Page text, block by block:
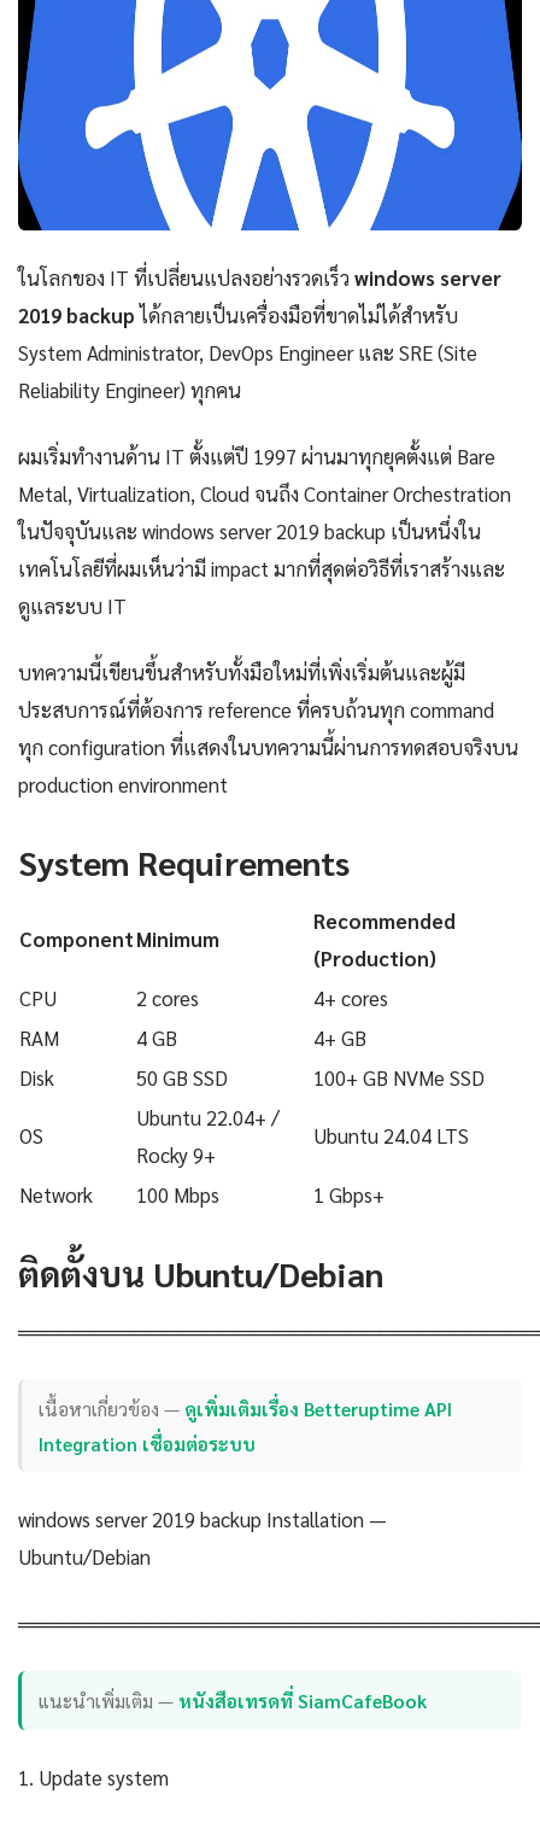
ในโลกของ IT ที่เปลี่ยนแปลงอย่างรวดเร็วwindows server
2019 backupได้กลายเป็นเครื่องมือที่ขาดไม่ได้สำหรับ
System Administrator, DevOps Engineer และ SRE (Site
Reliability Engineer) ทุกคน
ผมเริ่มทำงานด้าน IT ตั้งแต่ปี 1997 ผ่านมาทุกยุคตั้งแต่ Bare
Metal, Virtualization, Cloud จนถึง Container Orchestration
ในปัจจุบันและ windows server 2019 backup เป็นหนึ่งใน
เทคโนโลยีที่ผมเห็นว่ามี impact มากที่สุดต่อวิธีที่เราสร้างและ
ดูแลระบบ IT
บทความนี้เขียนขึ้นสำหรับทั้งมือใหม่ที่เพิ่งเริ่มต้นและผู้มี
ประสบการณ์ที่ต้องการ reference ที่ครบถ้วนทุก command
ทุก configuration ที่แสดงในบทความนี้ผ่านการทดสอบจริงบน
production environment
System Requirements
ComponentMinimum
Recommended
(Production)
CPU
2 cores
4+ cores
RAM
4 GB
4+ GB
Disk
50 GB SSD 100+ GB NVMe SSD
OS
Ubuntu 22.04+ /
Rocky 9+
Ubuntu 24.04 LTS
Network 100 Mbps 1 Gbps+
ติดตั้งบน Ubuntu/Debian
เนื้อหาเกี่ยวข้อง — ดูเพิ่มเติมเรื่อง Betteruptime API
Integration เชื่อมต่อระบบ
windows server 2019 backup Installation —
Ubuntu/Debian
แนะนำเพิ่มเติม — หนังสือเทรดที่ SiamCafeBook
1. Update system